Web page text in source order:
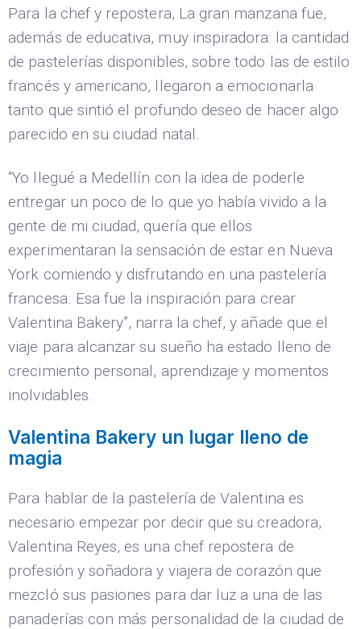
Para la chef y repostera, La gran manzana fue,
además de educativa, muy inspiradora: la cantidad
de pastelerías disponibles, sobre todo las de estilo
francés y americano, llegaron a emocionarla
tanto que sintió el profundo deseo de hacer algo
parecido en su ciudad natal.
“Yo llegué a Medellín con la idea de poderle
entregar un poco de lo que yo había vivido a la
gente de mi ciudad, quería que ellos
experimentaran la sensación de estar en Nueva
York comiendo y disfrutando en una pastelería
francesa. Esa fue la inspiración para crear
Valentina Bakery”, narra la chef, y añade que el
viaje para alcanzar su sueño ha estado lleno de
crecimiento personal, aprendizaje y momentos
inolvidables.
Valentina Bakery un lugar lleno de
magia
Para hablar de la pastelería de Valentina es
necesario empezar por decir que su creadora,
Valentina Reyes, es una chef repostera de
profesión y soñadora y viajera de corazón que
mezcló sus pasiones para dar luz a una de las
panaderías con más personalidad de la ciudad de